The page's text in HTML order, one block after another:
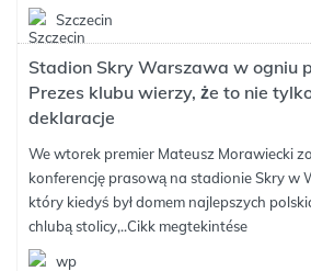
Szczecin
Stadion Skry Warszawa w ogniu
Prezes klubu wierzy, że to nie
deklaracje
We wtorek premier Mateusz Morawiecki
konferencję prasową na stadionie Skry w
który kiedyś był domem najlepszych
chlubą stolicy,..Cikk megtekintése
wp